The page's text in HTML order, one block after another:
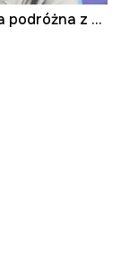
Poduszka podróżna z kolekcji Eviva L'arte